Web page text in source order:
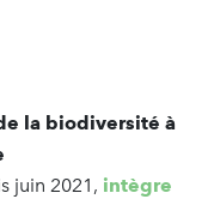
la biodiversité à
juin 2021, intègre